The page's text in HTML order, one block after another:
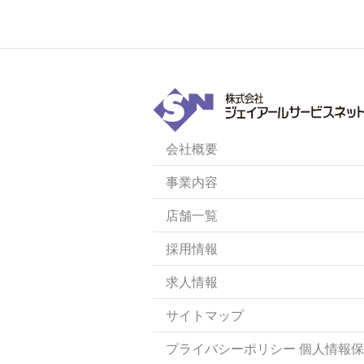
会社概要
事業内容
店舗一覧
採用情報
求人情報
サイトマップ
プライバシーポリシー 個人情報